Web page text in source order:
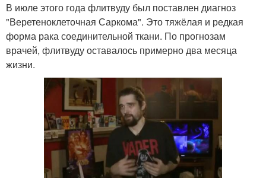
В июле этого года флитвуду был поставлен диагноз
"Веретеноклеточная Саркома". Это тяжёлая и редкая
форма рака соединительной ткани. По прогнозам
врачей, флитвуду оставалось примерно два месяца
жизни.